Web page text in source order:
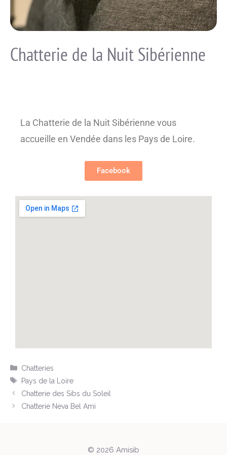
Chatterie de la Nuit Sibérienne
La Chatterie de la Nuit Sibérienne vous
accueille en Vendée dans les Pays de Loire.
Facebook
Chatteries
Pays de la Loire
Chatterie des Sibs du Soleil
Chatterie Neva Bel Ami
© 2026 Amisib